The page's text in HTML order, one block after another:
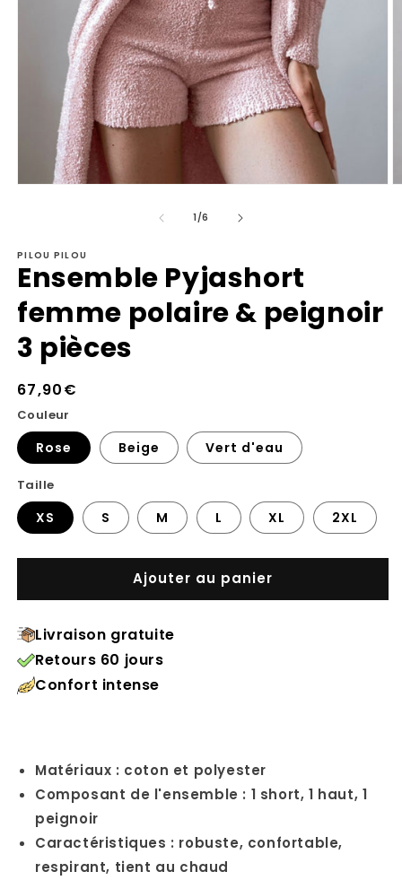
une
fenêtre
modale
1/de
6
PILOU PILOU
Ensemble Pyjashort
femme polaire & peignoir
3 pièces
Prix
habituel
67,90€
Couleur
Rose Beige Vert d'eau
Taille
XS S M L XL 2XL
Ajouter au panier
Livraison gratuite
Retours 60 jours
Confort intense
Matériaux : coton et polyester
Composant de l'ensemble : 1 short, 1 haut, 1
peignoir
Caractéristiques : robuste, confortable,
respirant, tient au chaud